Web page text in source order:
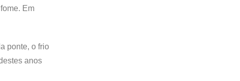
Em
ponte, o frio
anos